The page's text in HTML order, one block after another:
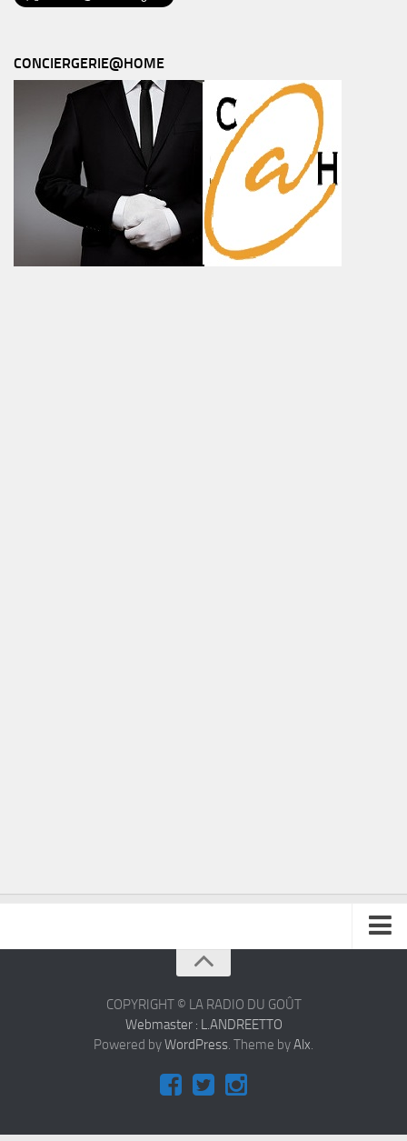
CONCIERGERIE@HOME
COPYRIGHT © LA RADIO DU GOÛT
Webmaster : L.ANDREETTO
Powered byWordPress. Theme byAlx.